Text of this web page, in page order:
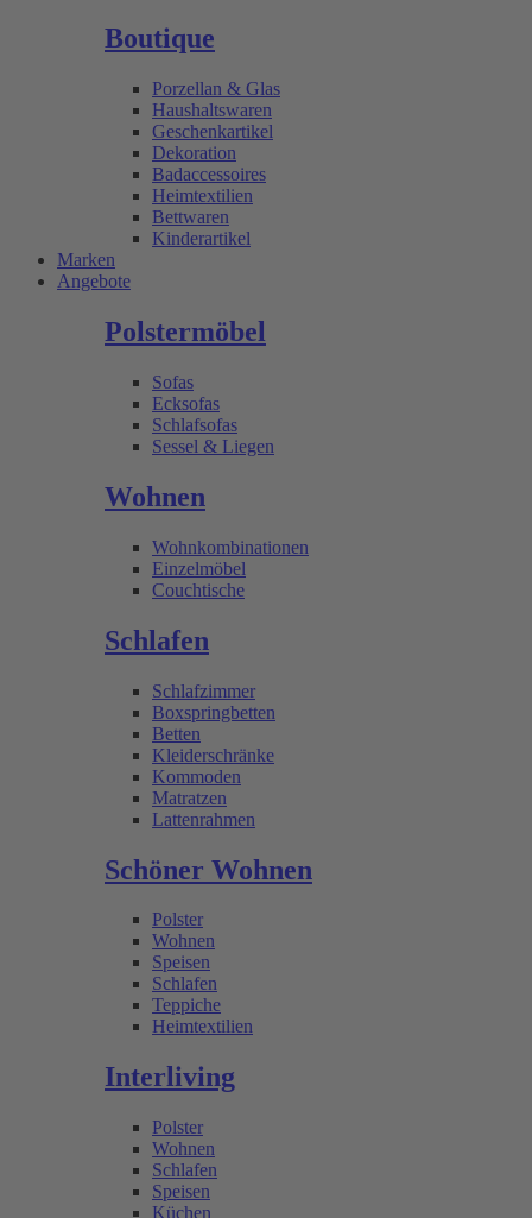
Boutique
Porzellan & Glas
Haushaltswaren
Geschenkartikel
Dekoration
Badaccessoires
Heimtextilien
Bettwaren
Kinderartikel
Marken
Angebote
Polstermöbel
Sofas
Ecksofas
Schlafsofas
Sessel & Liegen
Wohnen
Wohnkombinationen
Einzelmöbel
Couchtische
Schlafen
Schlafzimmer
Boxspringbetten
Betten
Kleiderschränke
Kommoden
Matratzen
Lattenrahmen
Schöner Wohnen
Polster
Wohnen
Speisen
Schlafen
Teppiche
Heimtextilien
Interliving
Polster
Wohnen
Schlafen
Speisen
Küchen